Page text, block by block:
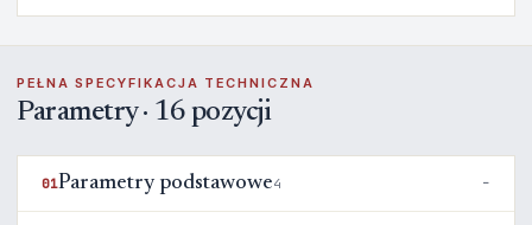
PEŁNA SPECYFIKACJA TECHNICZNA
Parametry · 16 pozycji
01Parametry podstawowe4